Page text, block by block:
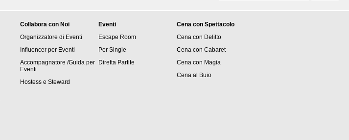
Collabora con Noi
Organizzatore di Eventi
Influencer per Eventi
Accompagnatore /Guida per
Eventi
Hostess e Steward
Eventi
Escape Room
Per Single
Diretta Partite
Cena con Spettacolo
Cena con Delitto
Cena con Cabaret
Cena con Magia
Cena al Buio